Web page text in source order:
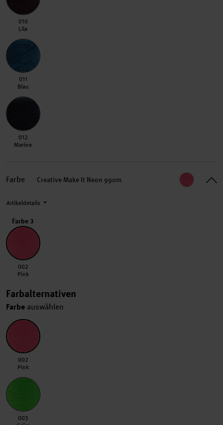
010 Lila
010
Lila
011 Blau
011
Blau
012 Marine
012
Marine
Farbe Creative Make It Neon 990m
Artikeldetails
Farbe 3
002 Pink
002
Pink
Farbalternativen
Farbe auswählen
002 Pink
002
Pink
003 Grün
003